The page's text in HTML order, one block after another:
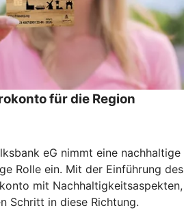
für die Region
eG nimmt eine nachhaltige
Rolle ein. Mit der Einführung des
mit Nachhaltigkeitsaspekten,
Schritt in diese Richtung.